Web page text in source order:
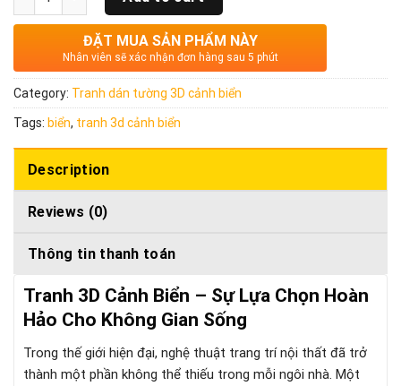
ĐẶT MUA SẢN PHẨM NÀY
Nhân viên sẽ xác nhận đơn hàng sau 5 phút
Category: Tranh dán tường 3D cảnh biển
Tags: biển, tranh 3d cảnh biển
Description
Reviews (0)
Thông tin thanh toán
Tranh 3D Cảnh Biển – Sự Lựa Chọn Hoàn
Hảo Cho Không Gian Sống
Trong thế giới hiện đại, nghệ thuật trang trí nội thất đã trở
thành một phần không thể thiếu trong mỗi ngôi nhà. Một